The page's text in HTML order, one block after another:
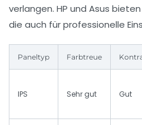
verlangen. HP und Asus
die auch für professionelle
Paneltyp Farbtreue
IPS Sehr gut Gut